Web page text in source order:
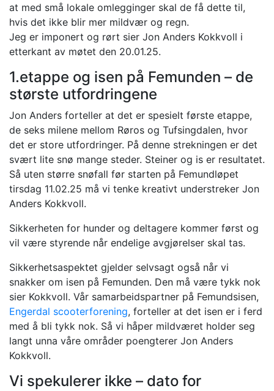
at med små lokale omlegginger skal de få dette til,
hvis det ikke blir mer mildvær og regn.
Jeg er imponert og rørt sier Jon Anders Kokkvoll i
etterkant av møtet den 20.01.25.
1.etappe og isen på Femunden – de
største utfordringene
Jon Anders forteller at det er spesielt første etappe,
de seks milene mellom Røros og Tufsingdalen, hvor
det er store utfordringer. På denne strekningen er det
svært lite snø mange steder. Steiner og is er resultatet.
Så uten større snøfall før starten på Femundløpet
tirsdag 11.02.25 må vi tenke kreativt understreker Jon
Anders Kokkvoll.
Sikkerheten for hunder og deltagere kommer først og
vil være styrende når endelige avgjørelser skal tas.
Sikkerhetsaspektet gjelder selvsagt også når vi
snakker om isen på Femunden. Den må være tykk nok
sier Kokkvoll. Vår samarbeidspartner på Femundsisen,
Engerdal scooterforening, forteller at det isen er i ferd
med å bli tykk nok. Så vi håper mildværet holder seg
langt unna våre områder poengterer Jon Anders
Kokkvoll.
Vi spekulerer ikke – dato for